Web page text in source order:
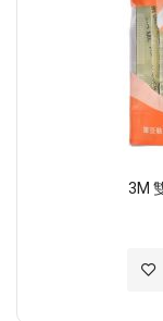
3M
加